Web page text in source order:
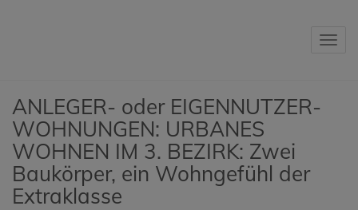
ANLEGER- oder EIGENNUTZER-
WOHNUNGEN: URBANES
WOHNEN IM 3. BEZIRK: Zwei
Baukörper, ein Wohngefühl der
Extraklasse